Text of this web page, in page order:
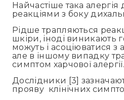
Найчастіше така
реакціями з боку
Рідше трапляються
шкіри, іноді виникають
можуть і асоціюватися з
але в іншому випадку
симптом харчової алергії.
Дослідники [3]
прояву клінічних